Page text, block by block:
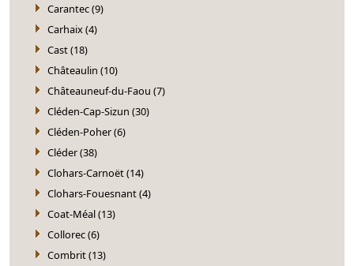
Carantec (9)
Carhaix (4)
Cast (18)
Châteaulin (10)
Châteauneuf-du-Faou (7)
Cléden-Cap-Sizun (30)
Cléden-Poher (6)
Cléder (38)
Clohars-Carnoët (14)
Clohars-Fouesnant (4)
Coat-Méal (13)
Collorec (6)
Combrit (13)